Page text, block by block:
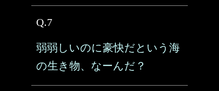
Q.7
弱弱しいのに豪快だという海
の生き物、なーんだ？